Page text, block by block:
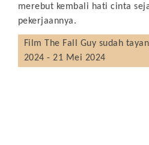
merebut kembali hati cinta
pekerjaannya.
Film The Fall Guy sudah
2024 - 21 Mei 2024